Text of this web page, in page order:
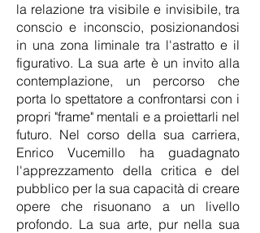
la relazione tra visibile e invisibile, tra
conscio e inconscio, posizionandosi
in una zona liminale tra l'astratto e il
figurativo. La sua arte è un invito alla
contemplazione, un percorso che
porta lo spettatore a confrontarsi con i
propri "frame" mentali e a proiettarli nel
futuro. Nel corso della sua carriera,
Enrico Vucemillo ha guadagnato
l'apprezzamento della critica e del
pubblico per la sua capacità di creare
opere che risuonano a un livello
profondo. La sua arte, pur nella sua